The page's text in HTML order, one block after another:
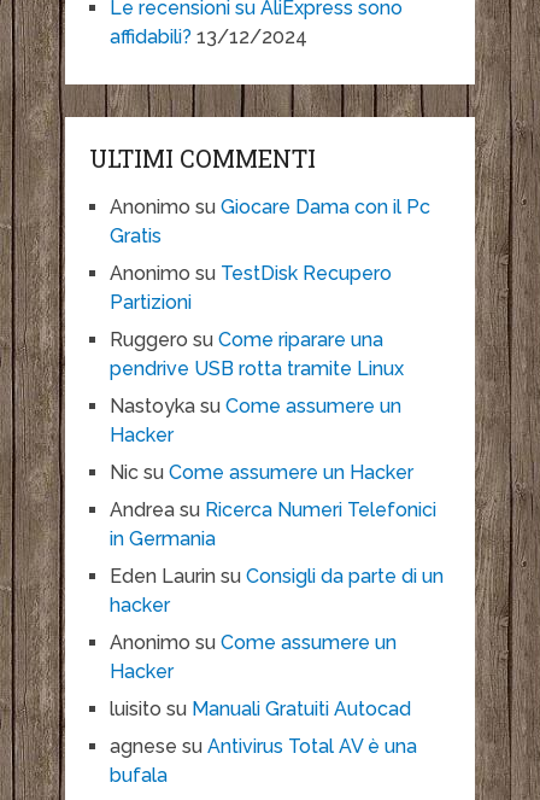
Le recensioni su AliExpress sono
affidabili? 13/12/2024
ULTIMI COMMENTI
Anonimo su Giocare Dama con il Pc
Gratis
Anonimo su TestDisk Recupero
Partizioni
Ruggero su Come riparare una
pendrive USB rotta tramite Linux
Nastoykasu Come assumere un
Hacker
Nicsu Come assumere un Hacker
Andreasu Ricerca Numeri Telefonici
in Germania
Eden Laurinsu Consigli da parte di un
hacker
Anonimo su Come assumere un
Hacker
luisito su Manuali Gratuiti Autocad
agnese su Antivirus Total AV è una
bufala